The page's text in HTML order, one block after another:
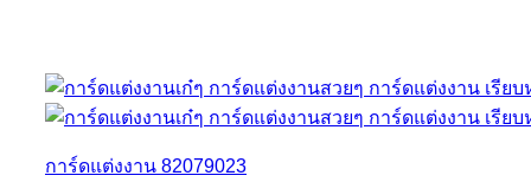
การ์ดแต่งงาน 82079023